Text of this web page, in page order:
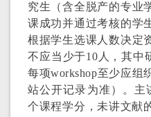
究生（含全脱产的专业
课成功并通过考核的学
根据学生选课人数决定
不应当少于10人，其中
每项workshop至少应组
站公开记录为准）。主
个课程学分，未讲文献